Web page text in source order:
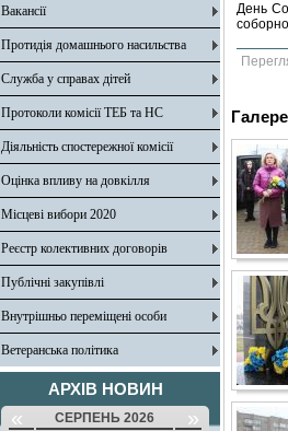
Вакансії
Протидія домашнього насильства
Служба у справах дітей
Протоколи комісії ТЕБ та НС
Діяльність спостережної комісії
Оцінка впливу на довкілля
Місцеві вибори 2020
Реєстр колективних договорів
Публічні закупівлі
Внутрішньо переміщені особи
Ветеранська політика
АРХІВ НОВИН
« СЕРПЕНЬ 2026 »
День